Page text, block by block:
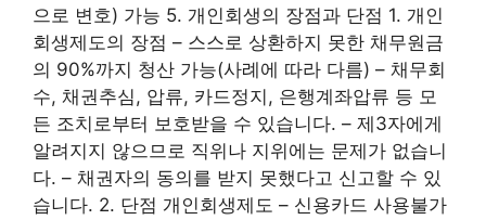
으로 변호) 가능 5. 개인회생의 장점과 단점 1. 개인
회생제도의 장점 – 스스로 상환하지 못한 채무원금
의 90%까지 청산 가능(사례에 따라 다름) – 채무회
수, 채권추심, 압류, 카드정지, 은행계좌압류 등 모
든 조치로부터 보호받을 수 있습니다. – 제3자에게
알려지지 않으므로 직위나 지위에는 문제가 없습니
다. – 채권자의 동의를 받지 못했다고 신고할 수 있
습니다. 2. 단점 개인회생제도 – 신용카드 사용불가